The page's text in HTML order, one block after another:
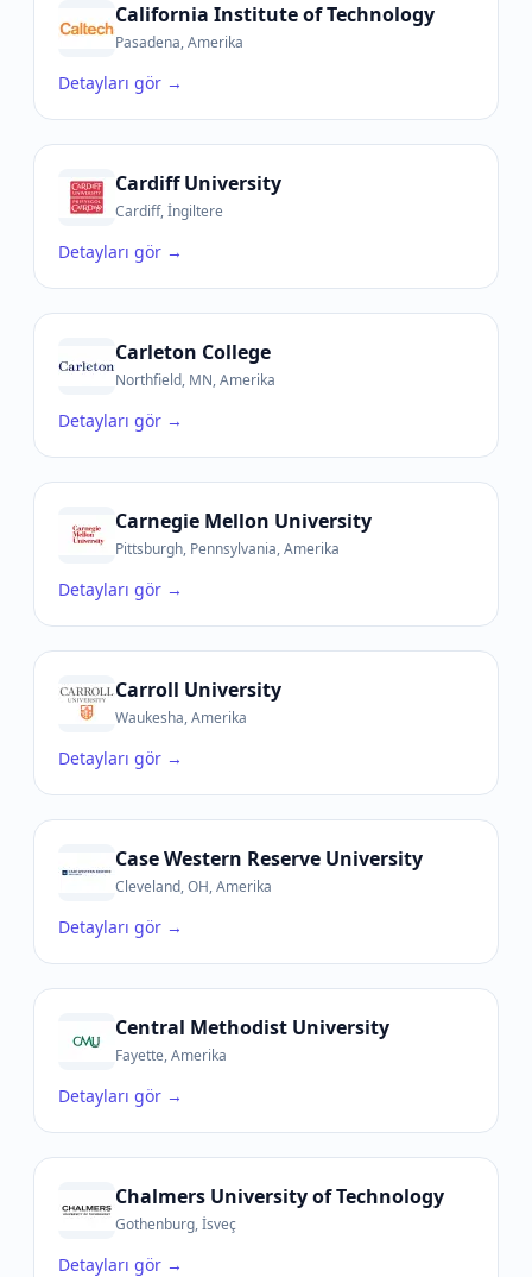
California Institute of Technology
Pasadena, Amerika
Detayları gör →
Cardiff University
Cardiff, İngiltere
Detayları gör →
Carleton College
Northfield, MN, Amerika
Detayları gör →
Carnegie Mellon University
Pittsburgh, Pennsylvania, Amerika
Detayları gör →
Carroll University
Waukesha, Amerika
Detayları gör →
Case Western Reserve University
Cleveland, OH, Amerika
Detayları gör →
Central Methodist University
Fayette, Amerika
Detayları gör →
Chalmers University of Technology
Gothenburg, İsveç
Detayları gör →